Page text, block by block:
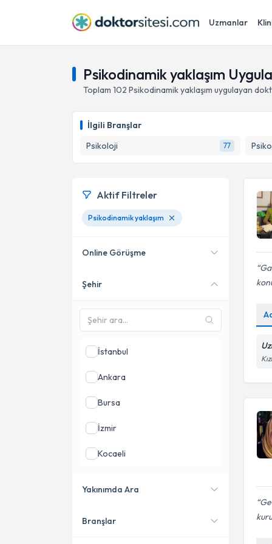
Uzmanlar
Psikodinamik yaklaşım
Toplam 102 Psikodinamik yaklaşım uygulayan
İlgili Branşlar
Psikoloji
77
Aktif Filtreler
Psikodinamik yaklaşım
Online Görüşme
Online danışmanlık sunan
Şehir
İstanbul
Ankara
Bursa
İzmir
Kocaeli
Yakınımda Ara
Konumuma yakın uzmanları
Branşlar